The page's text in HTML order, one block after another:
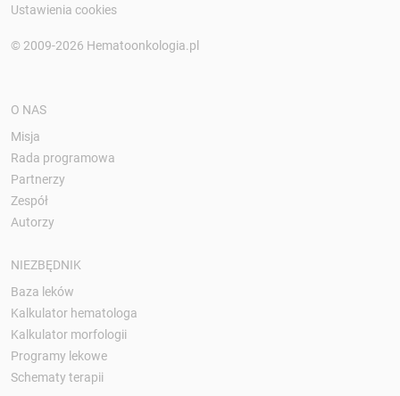
Ustawienia cookies
© 2009-2026 Hematoonkologia.pl
O NAS
Misja
Rada programowa
Partnerzy
Zespół
Autorzy
NIEZBĘDNIK
Baza leków
Kalkulator hematologa
Kalkulator morfologii
Programy lekowe
Schematy terapii